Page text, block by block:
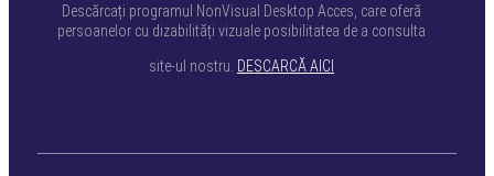
Descărcați programul NonVisual Desktop Acces, care oferă
persoanelor cu dizabilități vizuale posibilitatea de a consulta
site-ul nostru. DESCARCĂ AICI